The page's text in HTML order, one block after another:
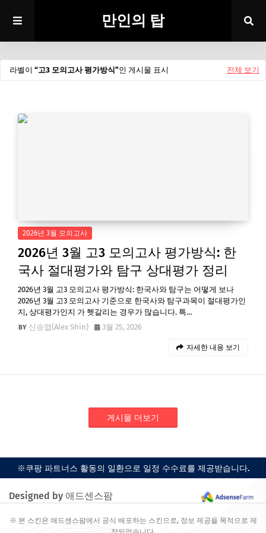
만인의 탑
라벨이 고3 모의고사 평가방식 인 게시물 표시 전체 보기
2026년 3월 모의고사
2026년 3월 고3 모의고사 평가방식: 한
국사 절대평가와 탐구 상대평가 정리
2026년 3월 고3 모의고사 평가방식: 한국사와 탐구는 어떻게 보나
2026년 3월 고3 모의고사 기준으로 한국사와 탐구과목이 절대평가인
지, 상대평가인지 가 헷갈리는 경우가 많습니다. 특…
신승엽(Alex Shin)
3월 25, 2026
자세한 내용 보기
게시물 더보기
※쿠팡 파트너스 활동의 일환으로 일정 수수료를 제공받습니다.
Designed by 애드센스팜
※ 본 스킨은 애드센스팜에서 공식 배포하는 스킨으로, 정보 제공을 목적으로 제